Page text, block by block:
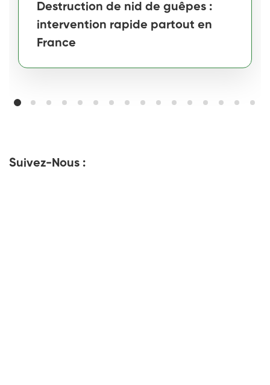
Destruction de nid de guêpes :
intervention rapide partout en
France
Suivez-Nous :